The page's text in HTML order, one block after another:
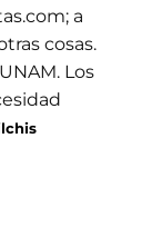
a
cosas.
Los